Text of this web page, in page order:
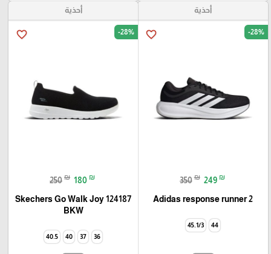
أحذية
favorite_border -28%
350 ₪ 249 ₪
Adidas response runner 2
44
45.1/3
أحذية
favorite_border -28%
250 ₪ 180 ₪
Skechers Go Walk Joy 124187
BKW
36
37
40
40.5